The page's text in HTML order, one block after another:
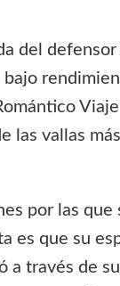
del
las vallas
por las que
es que su
a través de